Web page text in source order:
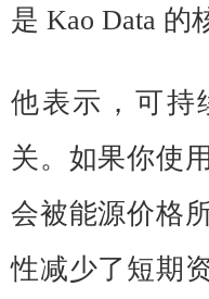
是 Kao Data 的
他表示，可持
关。如果你使
会被能源价格
性减少了短期